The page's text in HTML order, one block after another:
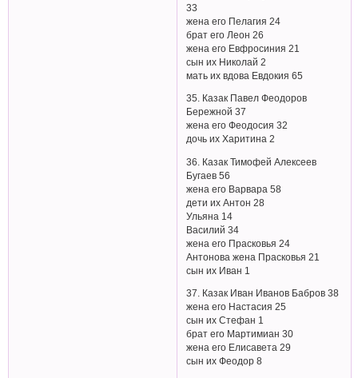
33
жена его Пелагия 24
брат его Леон 26
жена его Евфросиния 21
сын их Николай 2
мать их вдова Евдокия 65
35. Казак Павел Феодоров
Бережной 37
жена его Феодосия 32
дочь их Харитина 2
36. Казак Тимофей Алексеев
Бугаев 56
жена его Варвара 58
дети их Антон 28
Ульяна 14
Василий 34
жена его Прасковья 24
Антонова жена Прасковья 21
сын их Иван 1
37. Казак Иван Иванов Бабров 38
жена его Настасия 25
сын их Стефан 1
брат его Мартимиан 30
жена его Елисавета 29
сын их Феодор 8